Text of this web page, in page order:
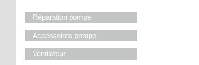
Réparation pompe
Accessoires pompe
Ventilateur